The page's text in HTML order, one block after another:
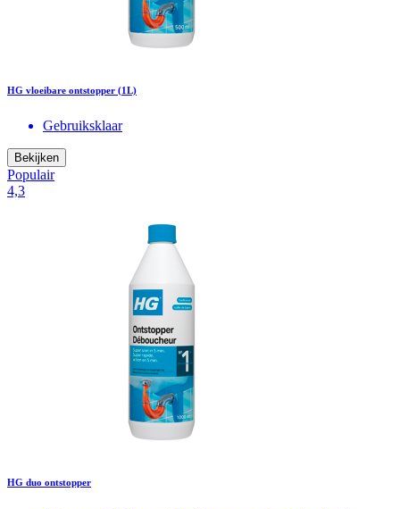
HG vloeibare ontstopper (1L)
Gebruiksklaar
Bekijken
Populair
4,3
HG duo ontstopper